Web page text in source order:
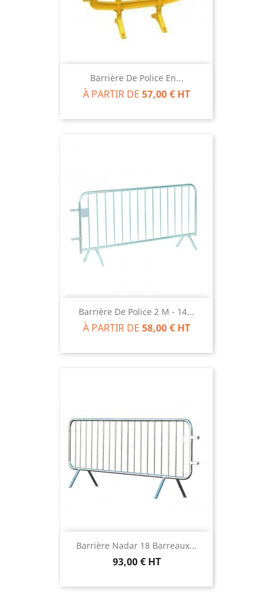
Barrière De Police En...
À PARTIR DE 57,00 € HT
Barrière De Police 2 M - 14...
À PARTIR DE 58,00 € HT
Barrière Nadar 18 Barreaux...
93,00 € HT